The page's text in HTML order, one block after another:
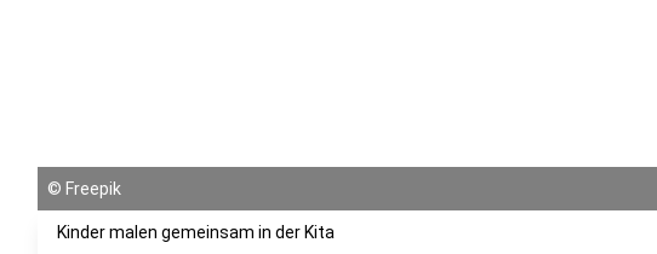
© Freepik
Kinder malen gemeinsam in der Kita